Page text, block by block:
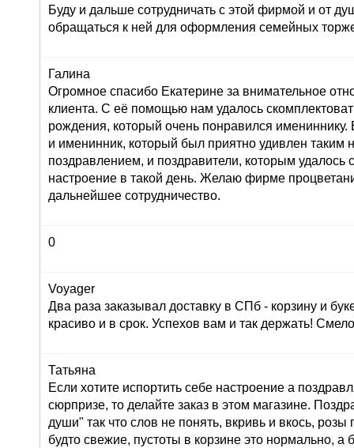
Буду и дальше сотрудничать с этой фирмой и от
обращаться к ней для оформления семейных
Галина
Огромное спасибо Екатерине за внимательное
клиента. С её помощью нам удалось
рождения, который очень понравился имениннику.
и именинник, который был приятно удивлен таким
поздравлением, и поздравители, которым удалось
настроение в такой день. Желаю фирме
дальнейшее сотрудничество.
0
Voyager
Два раза заказывал доставку в СПб - корзину и
красиво и в срок. Успехов вам и так держать!
Татьяна
Если хотите испортить себе настроение а
сюрпризе, то делайте заказ в этом магазине.
души" так что слов не понять, вкривь и вкось, розы
будто свежие, пустоты в корзине это нормально, а